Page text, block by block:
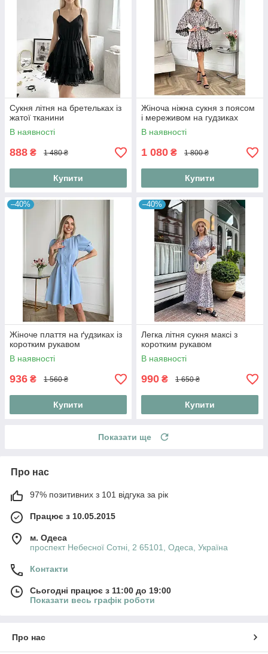
Сукня літня на бретельках із
жатої тканини
В наявності
888 ₴ 1 480 ₴
Купити
Жіноча ніжна сукня з поясом
і мереживом на гудзиках
В наявності
1 080 ₴ 1 800 ₴
Купити
–40%
Жіноче плаття на ґудзиках із
коротким рукавом
В наявності
936 ₴ 1 560 ₴
Купити
–40%
Легка літня сукня максі з
коротким рукавом
В наявності
990 ₴ 1 650 ₴
Купити
Показати ще
Про нас
97% позитивних з 101 відгука за рік
Працює з 10.05.2015
м. Одеса
проспект Небесної Сотні, 2 65101, Одеса, Україна
Контакти
Сьогодні працює з 11:00 до 19:00
Показати весь графік роботи
Про нас